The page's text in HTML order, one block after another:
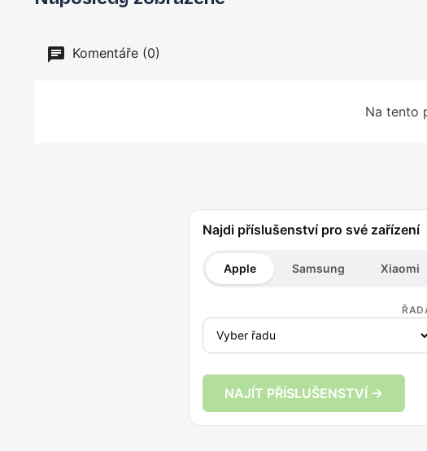
Komentáře (0)
Na tento
Najdi příslušenství pro své zařízení
Apple Samsung Xiaomi
NAJÍT PŘÍSLUŠENSTVÍ →